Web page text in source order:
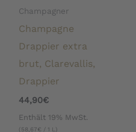
Champagner
Champagne
Drappier extra
brut, Clarevallis,
Drappier
44,90€
Enthält 19% MwSt.
(58,67€ / 1 L)